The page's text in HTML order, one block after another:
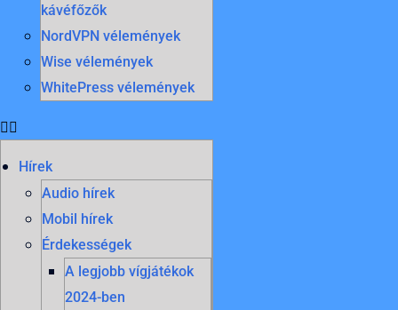
kávéfőzők
NordVPN vélemények
Wise vélemények
WhitePress vélemények
Hírek
Audio hírek
Mobil hírek
Érdekességek
A legjobb vígjátékok
2024-ben